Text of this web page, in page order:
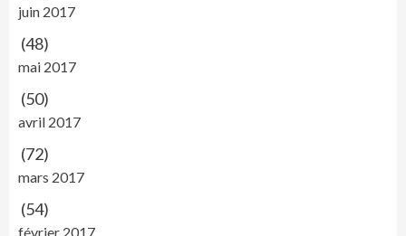
juin 2017
(48)
mai 2017
(50)
avril 2017
(72)
mars 2017
(54)
février 2017